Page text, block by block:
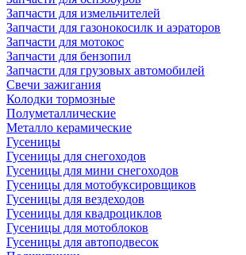
Запчасти для измельчителей
Запчасти для газонокосилк и аэраторов
Запчасти для мотокос
Запчасти для бензопил
Запчасти для грузовых автомобилей
Свечи зажигания
Колодки тормозные
Полуметаллические
Металло керамические
Гусеницы
Гусеницы для снегоходов
Гусеницы для мини снегоходов
Гусеницы для мотобуксировщиков
Гусеницы для вездеходов
Гусеницы для квадроциклов
Гусеницы для мотоблоков
Гусеницы для автоподвесок